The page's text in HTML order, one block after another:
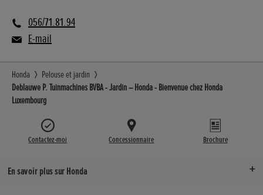
056/71.81.94
E-mail
Honda
Pelouse et jardin
Deblauwe P. Tuinmachines BVBA - Jardin – Honda - Bienvenue chez Honda
Luxembourg
Contactez-moi Concessionnaire Brochure
En savoir plus sur Honda